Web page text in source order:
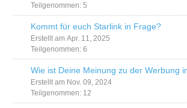
Teilgenommen: 5
Kommt für euch Starlink in Frage?
Erstellt am Apr. 11, 2025
Teilgenommen: 6
Wie ist Deine Meinung zu der Werbung
Erstellt am Nov. 09, 2024
Teilgenommen: 12